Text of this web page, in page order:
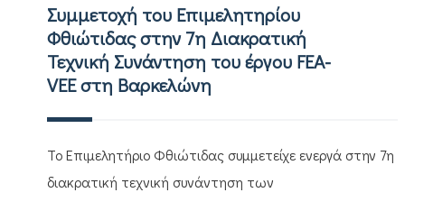
Συμμετοχή του Επιμελητηρίου
Φθιώτιδας στην 7η Διακρατική
Τεχνική Συνάντηση του έργου FEA-
VEE στη Βαρκελώνη
Το Επιμελητήριο Φθιώτιδας συμμετείχε ενεργά στην 7η
διακρατική τεχνική συνάντηση των